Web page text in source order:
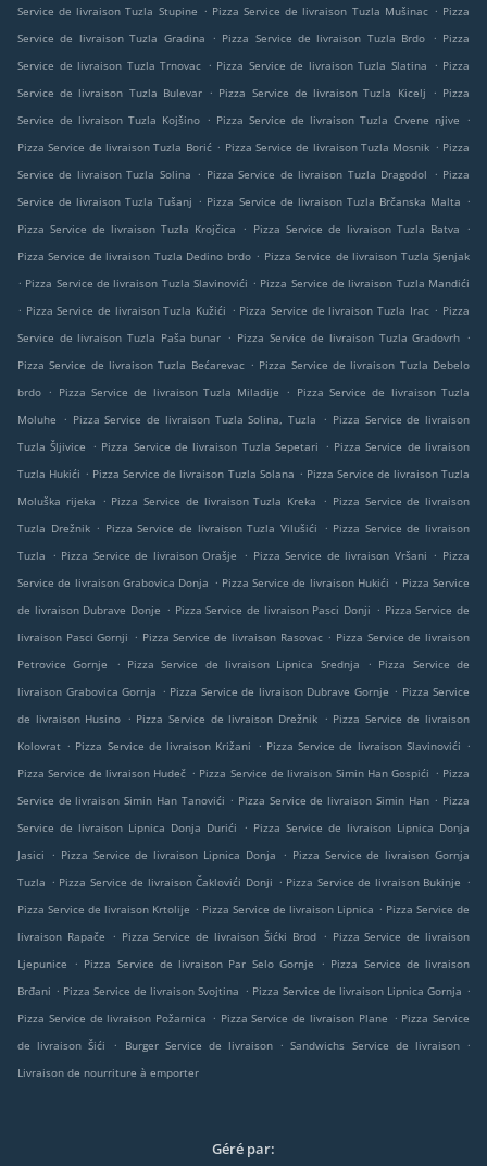
Service de livraison Tuzla Stupine . Pizza Service de livraison Tuzla Mušinac . Pizza
Service de livraison Tuzla Gradina
. Pizza Service de livraison Tuzla Brdo . Pizza
Service de livraison Tuzla Trnovac . Pizza Service de livraison Tuzla Slatina . Pizza
Service de livraison Tuzla Bulevar . Pizza Service de livraison Tuzla Kicelj . Pizza
Service de livraison Tuzla Kojšino . Pizza Service de livraison Tuzla Crvene njive
.
Pizza Service de livraison Tuzla Borić . Pizza Service de livraison Tuzla Mosnik . Pizza
Service de livraison Tuzla Solina . Pizza Service de livraison Tuzla Dragodol . Pizza
Service de livraison Tuzla Tušanj . Pizza Service de livraison Tuzla Brčanska Malta .
Pizza Service de livraison Tuzla Krojčica
. Pizza Service de livraison Tuzla Batva
.
Pizza Service de livraison Tuzla Dedino brdo . Pizza Service de livraison Tuzla Sjenjak
. Pizza Service de livraison Tuzla Slavinovići . Pizza Service de livraison Tuzla Mandići
. Pizza Service de livraison Tuzla Kužići . Pizza Service de livraison Tuzla Irac . Pizza
Service de livraison Tuzla Paša bunar . Pizza Service de livraison Tuzla Gradovrh .
Pizza Service de livraison Tuzla Bećarevac . Pizza Service de livraison Tuzla Debelo
brdo . Pizza Service de livraison Tuzla Miladije . Pizza Service de livraison Tuzla
Moluhe
. Pizza Service de livraison Tuzla Solina, Tuzla . Pizza Service de livraison
Tuzla Šljivice
. Pizza Service de livraison Tuzla Sepetari . Pizza Service de livraison
Tuzla Hukići . Pizza Service de livraison Tuzla Solana . Pizza Service de livraison Tuzla
Moluška rijeka
. Pizza Service de livraison Tuzla Kreka . Pizza Service de livraison
Tuzla Drežnik . Pizza Service de livraison Tuzla Vilušići . Pizza Service de livraison
Tuzla
. Pizza Service de livraison Orašje . Pizza Service de livraison Vršani . Pizza
Service de livraison Grabovica Donja . Pizza Service de livraison Hukići . Pizza Service
de livraison Dubrave Donje . Pizza Service de livraison Pasci Donji . Pizza Service de
livraison Pasci Gornji . Pizza Service de livraison Rasovac . Pizza Service de livraison
Petrovice Gornje
. Pizza Service de livraison Lipnica Srednja . Pizza Service de
livraison Grabovica Gornja . Pizza Service de livraison Dubrave Gornje . Pizza Service
de livraison Husino . Pizza Service de livraison Drežnik . Pizza Service de livraison
Kolovrat . Pizza Service de livraison Križani . Pizza Service de livraison Slavinovići .
Pizza Service de livraison Hudeč . Pizza Service de livraison Simin Han Gospići . Pizza
Service de livraison Simin Han Tanovići . Pizza Service de livraison Simin Han . Pizza
Service de livraison Lipnica Donja Durići
. Pizza Service de livraison Lipnica Donja
Jasici
. Pizza Service de livraison Lipnica Donja . Pizza Service de livraison Gornja
Tuzla . Pizza Service de livraison Čaklovići Donji . Pizza Service de livraison Bukinje .
Pizza Service de livraison Krtolije . Pizza Service de livraison Lipnica . Pizza Service de
livraison Rapače
. Pizza Service de livraison Šićki Brod . Pizza Service de livraison
Ljepunice
. Pizza Service de livraison Par Selo Gornje . Pizza Service de livraison
Brđani . Pizza Service de livraison Svojtina . Pizza Service de livraison Lipnica Gornja .
Pizza Service de livraison Požarnica . Pizza Service de livraison Plane . Pizza Service
de livraison Šići
. Burger Service de livraison . Sandwichs Service de livraison .
Livraison de nourriture à emporter
Géré par: